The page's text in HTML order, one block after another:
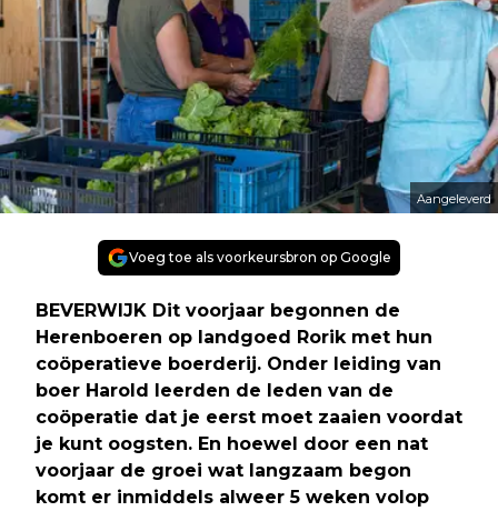
Aangeleverd
Voeg toe als voorkeursbron op Google
BEVERWIJK Dit voorjaar begonnen de
Herenboeren op landgoed Rorik met hun
coöperatieve boerderij. Onder leiding van
boer Harold leerden de leden van de
coöperatie dat je eerst moet zaaien voordat
je kunt oogsten. En hoewel door een nat
voorjaar de groei wat langzaam begon
komt er inmiddels alweer 5 weken volop